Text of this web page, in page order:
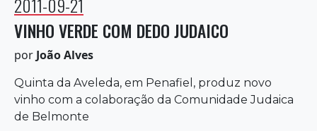
2011-09-21
VINHO VERDE COM DEDO JUDAICO
por João Alves
Quinta da Aveleda, em Penafiel, produz novo
vinho com a colaboração da Comunidade Judaica
de Belmonte